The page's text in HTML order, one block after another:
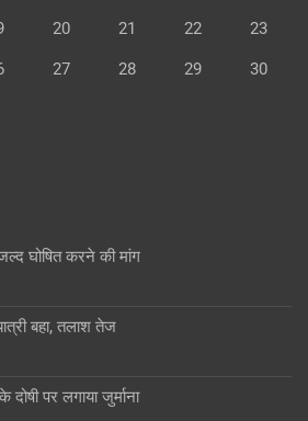
20 21 22 23
27 28 29 30
घोषित करने की मांग
बहा, तलाश तेज
पर लगाया जुर्माना